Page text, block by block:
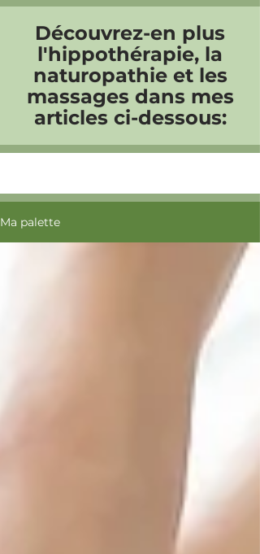
Découvrez-en plus
l'hippothérapie, la
naturopathie et les
massages dans mes
articles ci-dessous:
Ma palette